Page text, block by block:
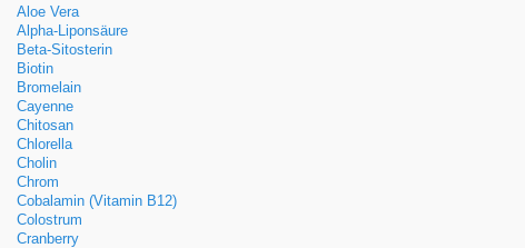
Aloe Vera
Alpha-Liponsäure
Beta-Sitosterin
Biotin
Bromelain
Cayenne
Chitosan
Chlorella
Cholin
Chrom
Cobalamin (Vitamin B12)
Colostrum
Cranberry